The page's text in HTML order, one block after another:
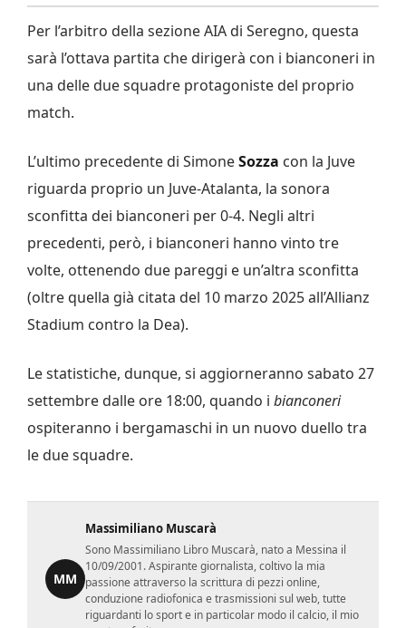
Per l’arbitro della sezione AIA di Seregno, questa
sarà l’ottava partita che dirigerà con i bianconeri in
una delle due squadre protagoniste del proprio
match.
L’ultimo precedente di SimoneSozza con la Juve
riguarda proprio un Juve-Atalanta, la sonora
sconfitta dei bianconeri per 0-4. Negli altri
precedenti, però, i bianconeri hanno vinto tre
volte, ottenendo due pareggi e un’altra sconfitta
(oltre quella già citata del 10 marzo 2025 all’Allianz
Stadium contro la Dea).
Le statistiche, dunque, si aggiorneranno sabato 27
settembre dalle ore 18:00, quando i bianconeri
ospiteranno i bergamaschi in un nuovo duello tra
le due squadre.
MM
Massimiliano Muscarà
Sono Massimiliano Libro Muscarà, nato a Messina il
10/09/2001. Aspirante giornalista, coltivo la mia
passione attraverso la scrittura di pezzi online,
conduzione radiofonica e trasmissioni sul web, tutte
riguardanti lo sport e in particolar modo il calcio, il mio